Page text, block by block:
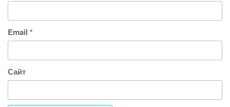
Email *
Сайт